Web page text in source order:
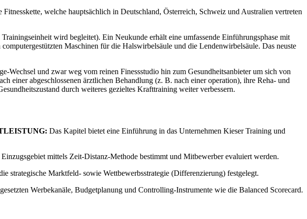
welche hauptsächlich in Deutschland, Österreich, Schweiz und Australien vertreten
wird begleitet). Ein Neukunde erhält eine umfassende Einführungsphase mit
Maschinen für die Halswirbelsäule und die Lendenwirbelsäule. Das neuste
und zwar weg vom reinen Finessstudio hin zum Gesundheitsanbieter um sich von
einer abgeschlossenen ärztlichen Behandlung (z. B. nach einer operation), ihre Reha- und
durch weiteres gezieltes Krafttraining weiter verbessern.
Das Kapitel bietet eine Einführung in das Unternehmen Kieser Training und
mittels Zeit-Distanz-Methode bestimmt und Mitbewerber evaluiert werden.
strategische Marktfeld- sowie Wettbewerbsstrategie (Differenzierung) festgelegt.
Werbekanäle, Budgetplanung und Controlling-Instrumente wie die Balanced Scorecard.